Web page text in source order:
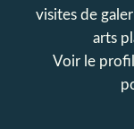
visites de
arts
Voir le